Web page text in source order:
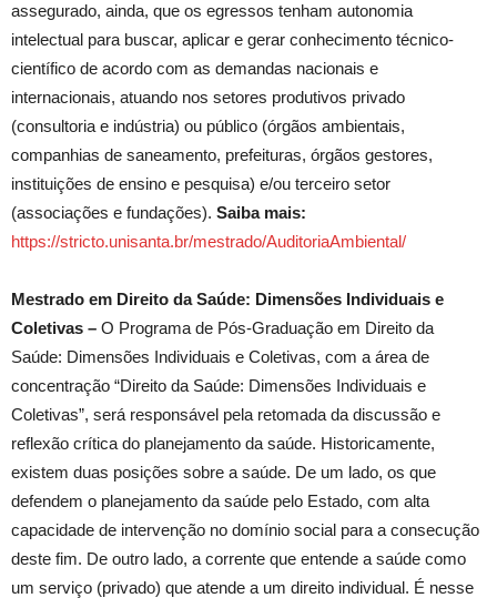
assegurado, ainda, que os egressos tenham autonomia
intelectual para buscar, aplicar e gerar conhecimento técnico-
científico de acordo com as demandas nacionais e
internacionais, atuando nos setores produtivos privado
(consultoria e indústria) ou público (órgãos ambientais,
companhias de saneamento, prefeituras, órgãos gestores,
instituições de ensino e pesquisa) e/ou terceiro setor
(associações e fundações). Saiba mais:
https://stricto.unisanta.br/mestrado/AuditoriaAmbiental/
Mestrado em Direito da Saúde: Dimensões Individuais e
Coletivas – O Programa de Pós-Graduação em Direito da
Saúde: Dimensões Individuais e Coletivas, com a área de
concentração “Direito da Saúde: Dimensões Individuais e
Coletivas”, será responsável pela retomada da discussão e
reflexão crítica do planejamento da saúde. Historicamente,
existem duas posições sobre a saúde. De um lado, os que
defendem o planejamento da saúde pelo Estado, com alta
capacidade de intervenção no domínio social para a consecução
deste fim. De outro lado, a corrente que entende a saúde como
um serviço (privado) que atende a um direito individual. É nesse